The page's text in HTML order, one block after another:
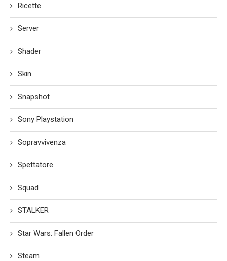
Ricette
Server
Shader
Skin
Snapshot
Sony Playstation
Sopravvivenza
Spettatore
Squad
STALKER
Star Wars: Fallen Order
Steam